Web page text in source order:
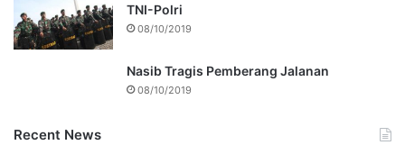
TNI-Polri
08/10/2019
Nasib Tragis Pemberang Jalanan
08/10/2019
Recent News